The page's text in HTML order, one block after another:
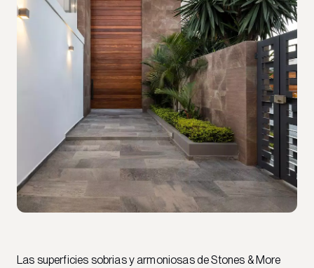
Las superficies sobrias y armoniosas de Stones & More